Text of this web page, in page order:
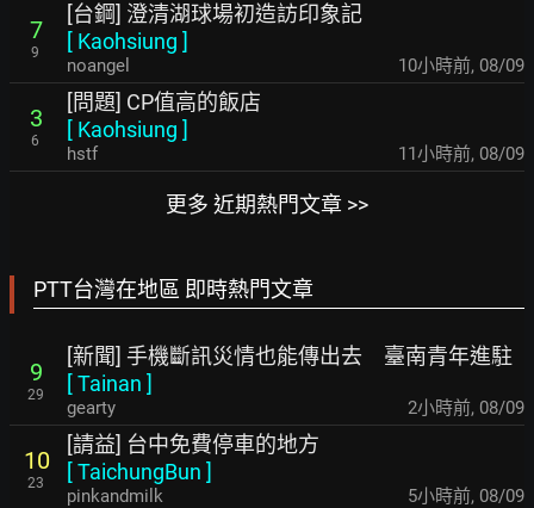
7
9
[台鋼] 澄清湖球場初造訪印象記
[ Kaohsiung ]
noangel 10小時前, 08/09
3
6
[問題] CP值高的飯店
[ Kaohsiung ]
hstf 11小時前, 08/09
更多 近期熱門文章 >>
PTT台灣在地區 即時熱門文章
9
29
[新聞] 手機斷訊災情也能傳出去 臺南青年進駐
[Tainan ]
gearty 2小時前, 08/09
10
23
[請益] 台中免費停車的地方
[TaichungBun ]
pinkandmilk 5小時前, 08/09